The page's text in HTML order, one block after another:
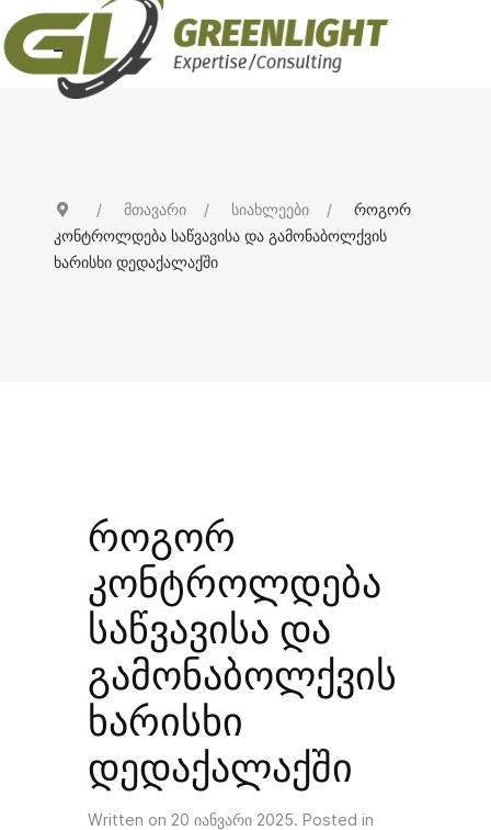
მთავარი სიახლეები
როგორ
კონტროლდება საწვავისა და გამონაბოლქვის
ხარისხი დედაქალაქში
როგორ
კონტროლდება
საწვავისა და
გამონაბოლქვის
ხარისხი
დედაქალაქში
Written on 20 იანვარი 2025. Posted in